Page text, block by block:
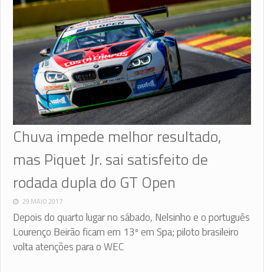
Chuva impede melhor resultado,
mas Piquet Jr. sai satisfeito de
rodada dupla do GT Open
29 MAIO 2017
Depois do quarto lugar no sábado, Nelsinho e o português
Lourenço Beirão ficam em 13º em Spa; piloto brasileiro
volta atenções para o WEC